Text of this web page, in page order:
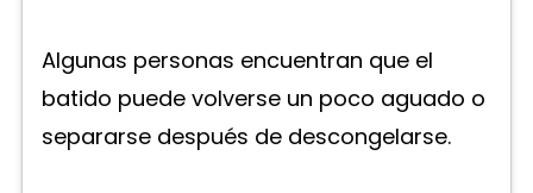
Algunas personas encuentran que el
batido puede volverse un poco aguado o
separarse después de descongelarse.